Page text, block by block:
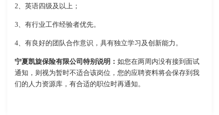
2、英语四级及以上；
3、有行业工作经验者优先。
4、有良好的团队合作意识，具有独立学习及创新能力。
宁夏凯旋保险有限公司特别说明： 如您在两周内没有接到面试
通知，则视为暂时不适合该岗位，您的应聘资料将会保存到我
们的人力资源库，有合适的职位时再通知。